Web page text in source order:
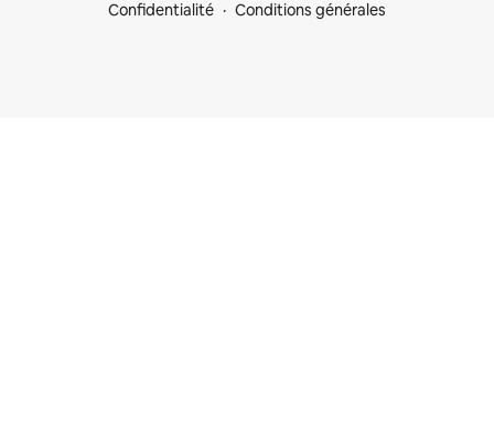
Confidentialité Conditions générales